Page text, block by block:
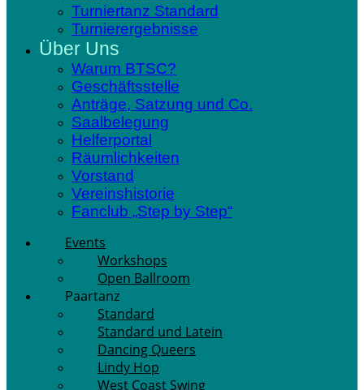
Turniertanz Standard
Turnierergebnisse
Über Uns
Warum BTSC?
Geschäftsstelle
Anträge, Satzung und Co.
Saalbelegung
Helferportal
Räumlichkeiten
Vorstand
Vereinshistorie
Fanclub „Step by Step“
Events
Workshops
Open Ballroom
Paartanz
Standard
Standard und Latein
Dancing Queers
Lindy Hop
West Coast Swing